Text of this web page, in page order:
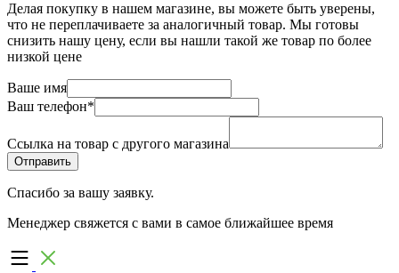
Делая покупку в нашем магазине, вы можете быть уверены,
что не переплачиваете за аналогичный товар. Мы готовы
снизить нашу цену, если вы нашли такой же товар по более
низкой цене
Ваше имя
Ваш телефон*
Ссылка на товар с другого магазина
Спасибо за вашу заявку.
Менеджер свяжется с вами в самое ближайшее время